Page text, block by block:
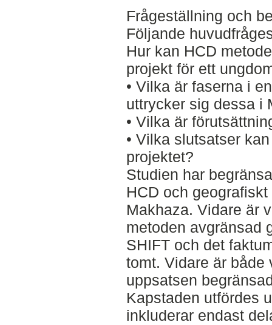
Frågeställning och
Följande
Hur kan HCD
projekt för ett
• Vilka är faserna i
uttrycker sig dessa i
• Vilka är
• Vilka slutsatser
projektet?
Studien har
HCD och
Makhaza. Vidare är
metoden avgränsad
SHIFT och det
tomt. Vidare är både
uppsatsen
Kapstaden utfördes
inkluderar endast